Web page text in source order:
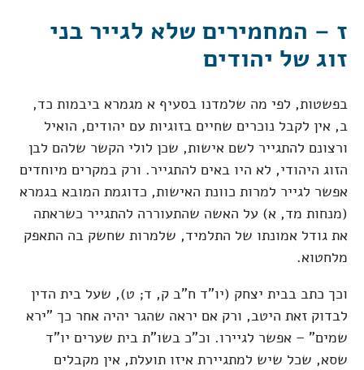
ז – המחמירים שלא לגייר בני
זוג של יהודים
בפשטות, לפי מה שלמדנו בסעיף א מגמרא ביבמות כד,
ב, אין לקבל נוכרים שחיים בזוגיות עם יהודים, הואיל
ורצונם להתגייר לשם אישות, שכן לולי הקשר שלהם לבן
הזוג היהודי, לא היו באים להתגייר. ורק במקרים מיוחדים
אפשר לגייר למרות כוונת האישות, כדוגמת המובא בגמרא
(מנחות מד, א) על האשה שהתעוררה להתגייר כשראתה
את גודל אמונתו של התלמיד, שלמרות שחשק בה התאפק
מלחטוא.
וכך כתב בבית יצחק (יו"ד ח"ב ק, ד; ט), שעל בית הדין
לבדוק זאת היטב, ורק אם יראה שהגר יהיה אחר כך "ירא
שמים" – אפשר לגיירו. וכ"כ בשו"ת בית שערים יו"ד
שסא, שכל שיש למתגיירת איזו תועלת, אין מקבלים